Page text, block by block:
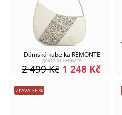
Dámská kabelka REMONTE
Q0672-61 béžová S6
1 248 Kč
2 499Kč
ZĽAVA 36%